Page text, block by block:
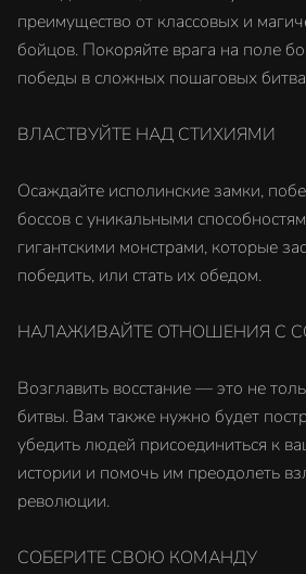
преимущество от классовых и
бойцов. Покоряйте врага на поле
победы в сложных пошаговых
ВЛАСТВУЙТЕ НАД СТИХИЯМИ
Осаждайте исполинские замки,
боссов с уникальными
гигантскими монстрами, которые
победить, или стать их обедом.
НАЛАЖИВАЙТЕ ОТНОШЕНИЯ С
Возглавить восстание — это не
битвы. Вам также нужно будет
убедить людей присоединиться к
истории и помочь им преодолеть
революции.
СОБЕРИТЕ СВОЮ КОМАНДУ